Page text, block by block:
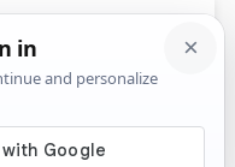
Komentari
u HNL-u!